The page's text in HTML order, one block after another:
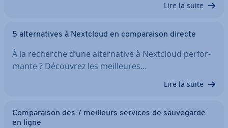
Lire la suite
5 al­ter­na­tives à Nextcloud en com­pa­rai­son directe
À la recherche d’une al­ter­na­tive à Nextcloud per­for­
mante ? Découvrez les meil­leures…
Lire la suite
Com­pa­rai­son des 7 meilleurs services de sau­ve­garde
en ligne